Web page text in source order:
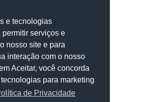
e tecnologias
serviços e
nosso site e para
interação com o nosso
Aceitar, você concorda
para marketing
de Privacidade